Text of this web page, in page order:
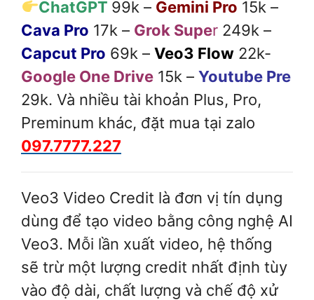
ChatGPT 99k – Gemini Pro 15k –
Cava Pro 17k – Grok Super 249k –
Capcut Pro 69k – Veo3 Flow 22k-
Google One Drive 15k – Youtube Pre
29k. Và nhiều tài khoản Plus, Pro,
Preminum khác, đặt mua tại zalo
097.7777.227
Veo3 Video Credit là đơn vị tín dụng
dùng để tạo video bằng công nghệ AI
Veo3. Mỗi lần xuất video, hệ thống
sẽ trừ một lượng credit nhất định tùy
vào độ dài, chất lượng và chế độ xử